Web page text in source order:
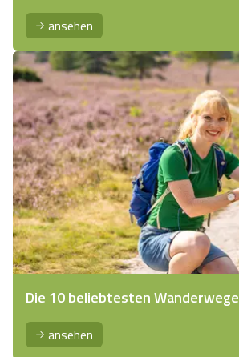
ansehen
Die 10 beliebtesten Wanderwege
ansehen